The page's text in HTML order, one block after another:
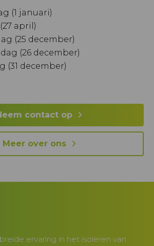
(1 januari)
april)
(25 december)
(26 december)
(31 december)
contact op
Meer over ons
ervaring in het isoleren van